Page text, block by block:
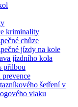
kriminality
chůze
jízdy na kole
jízdního kola
přilbou
šetření v
vlaku